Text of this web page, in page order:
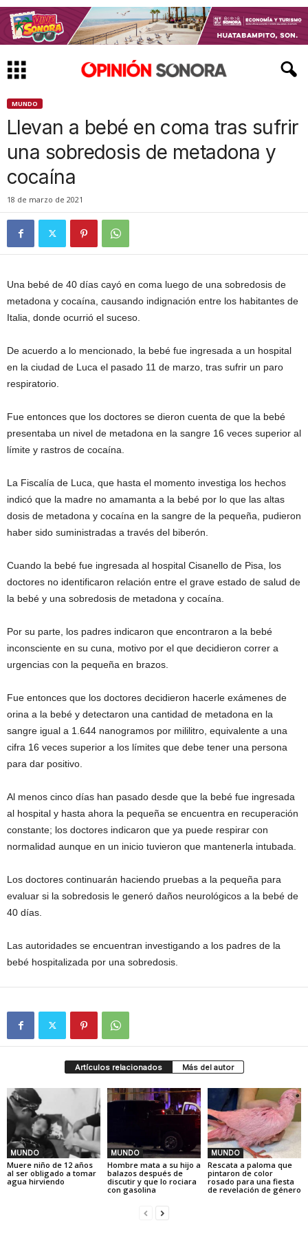
MUNDO
Llevan a bebé en coma tras sufrir
una sobredosis de metadona y
cocaína
18 de marzo de 2021
Una bebé de 40 días cayó en coma luego de una sobredosis de
metadona y cocaína, causando indignación entre los habitantes de
Italia, donde ocurrió el suceso.
De acuerdo a lo mencionado, la bebé fue ingresada a un hospital
en la ciudad de Luca el pasado 11 de marzo, tras sufrir un paro
respiratorio.
Fue entonces que los doctores se dieron cuenta de que la bebé
presentaba un nivel de metadona en la sangre 16 veces superior al
límite y rastros de cocaína.
La Fiscalía de Luca, que hasta el momento investiga los hechos
indicó que la madre no amamanta a la bebé por lo que las altas
dosis de metadona y cocaína en la sangre de la pequeña, pudieron
haber sido suministradas a través del biberón.
Cuando la bebé fue ingresada al hospital Cisanello de Pisa, los
doctores no identificaron relación entre el grave estado de salud de
la bebé y una sobredosis de metadona y cocaína.
Por su parte, los padres indicaron que encontraron a la bebé
inconsciente en su cuna, motivo por el que decidieron correr a
urgencias con la pequeña en brazos.
Fue entonces que los doctores decidieron hacerle exámenes de
orina a la bebé y detectaron una cantidad de metadona en la
sangre igual a 1.644 nanogramos por mililitro, equivalente a una
cifra 16 veces superior a los límites que debe tener una persona
para dar positivo.
Al menos cinco días han pasado desde que la bebé fue ingresada
al hospital y hasta ahora la pequeña se encuentra en recuperación
constante; los doctores indicaron que ya puede respirar con
normalidad aunque en un inicio tuvieron que mantenerla intubada.
Los doctores continuarán haciendo pruebas a la pequeña para
evaluar si la sobredosis le generó daños neurológicos a la bebé de
40 días.
Las autoridades se encuentran investigando a los padres de la
bebé hospitalizada por una sobredosis.
Artículos relacionados Más del autor
MUNDO
Muere niño de 12 años
al ser obligado a tomar
agua hirviendo
MUNDO
Hombre mata a su hijo a
balazos después de
discutir y que lo rociara
con gasolina
MUNDO
Rescata a paloma que
pintaron de color
rosado para una fiesta
de revelación de género